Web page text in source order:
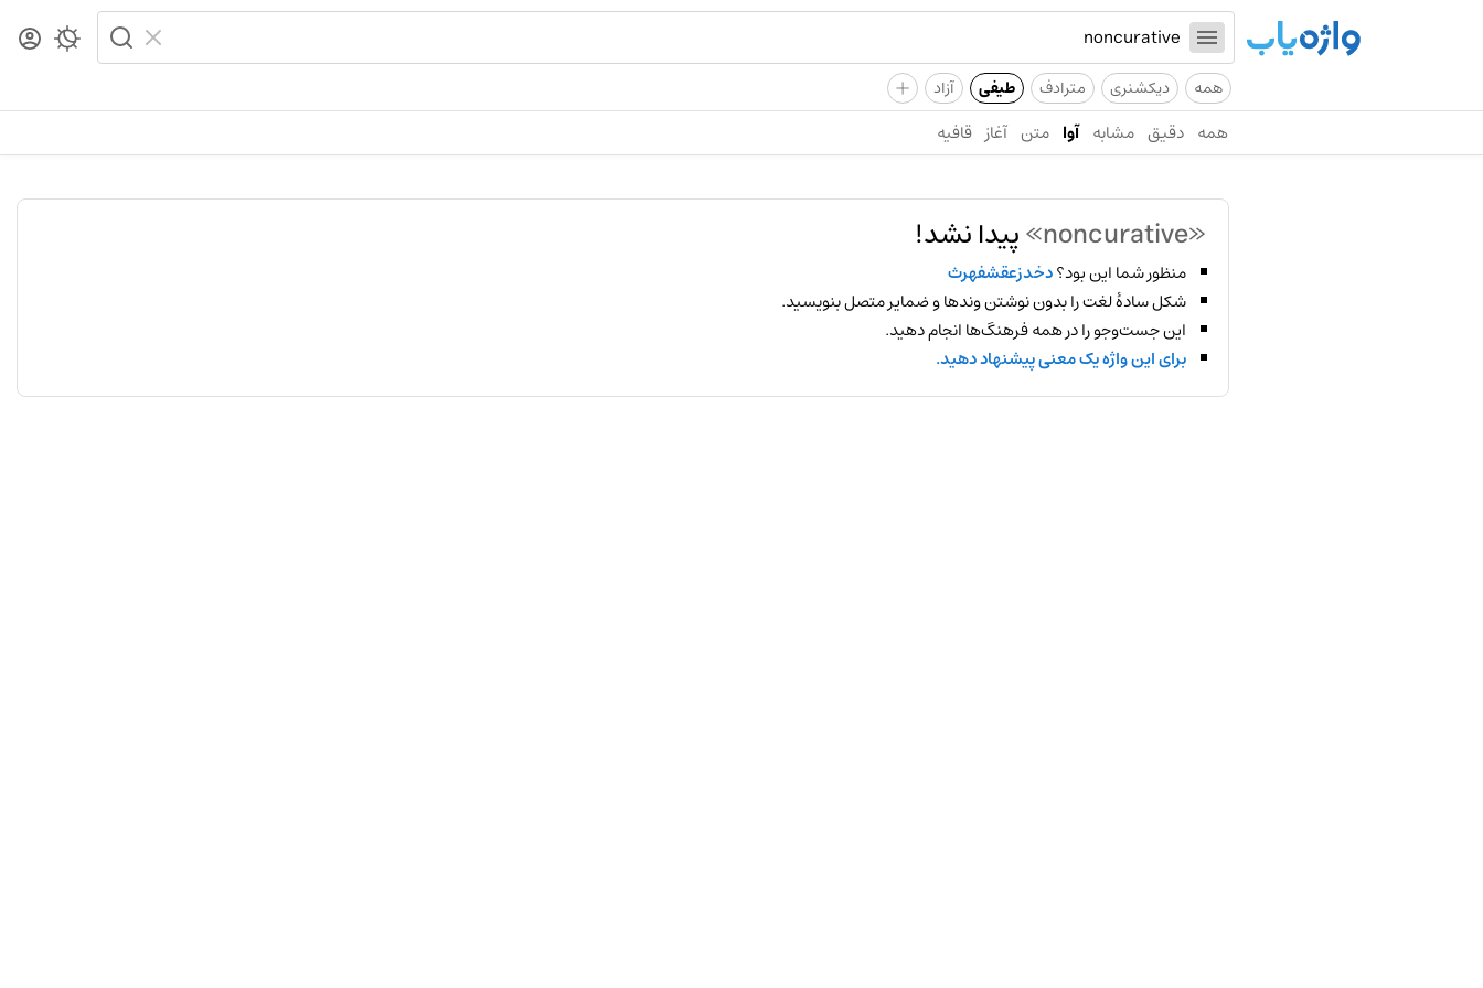
همه دیکشنری مترادف طیفی آزاد +
همه دقیق مشابه آوا متن آغاز قافیه
«noncurative» پیدا نشد!
منظور شما این بود؟دخدزعقشفهرث
شکل سادهٔ لغت را بدون نوشتن وندها و ضمایر متصل بنویسید.
این جست‌وجو را در همه فرهنگ‌ها انجام دهید.
برای این واژه یک معنی پیشنهاد دهید.